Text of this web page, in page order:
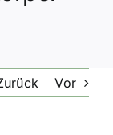
Vor